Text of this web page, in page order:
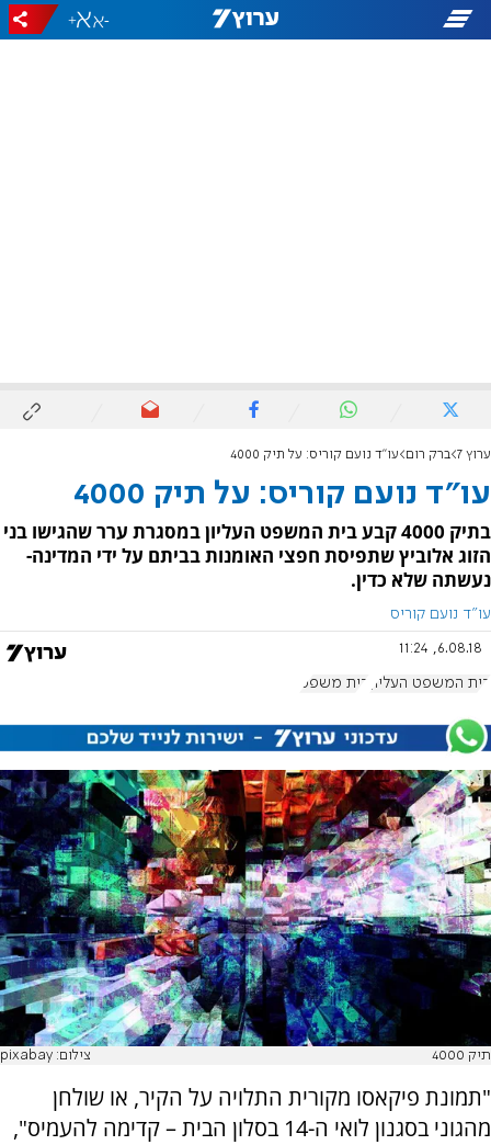
-
+
ערוץ 7 ברק רום עו"ד נועם קוריס: על תיק 4000
עו"ד נועם קוריס: על תיק 4000
בתיק 4000 קבע בית המשפט העליון במסגרת ערר שהגישו בני
הזוג אלוביץ שתפיסת חפצי האומנות בביתם על ידי המדינה-
נעשתה שלא כדין.
עו"ד נועם קוריס
6.08.18, 11:24
בית המשפט העליון בית משפט
תיק 4000 צילום: pixabay
"תמונת פיקאסו מקורית התלויה על הקיר, או שולחן
מהגוני בסגנון לואי ה-14 בסלון הבית – קדימה להעמיס",